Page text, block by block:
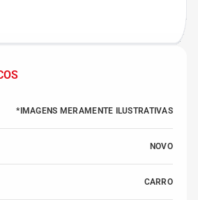
*IMAGENS MERAMENTE ILUSTRATIVAS
NOVO
CARRO